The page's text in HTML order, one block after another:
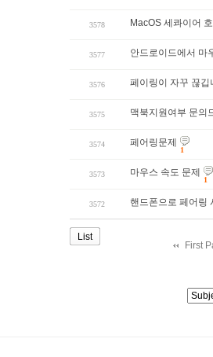
3578 MacOS 세콰이어
3577 안드로이드에서 마
3576 페이링이 자꾸 끊깁
3575 맥북지원여부 문의
3574 페어링문제
1
3573 마우스 속도 문제
1
3572 핸드폰으로 페어링
List
First